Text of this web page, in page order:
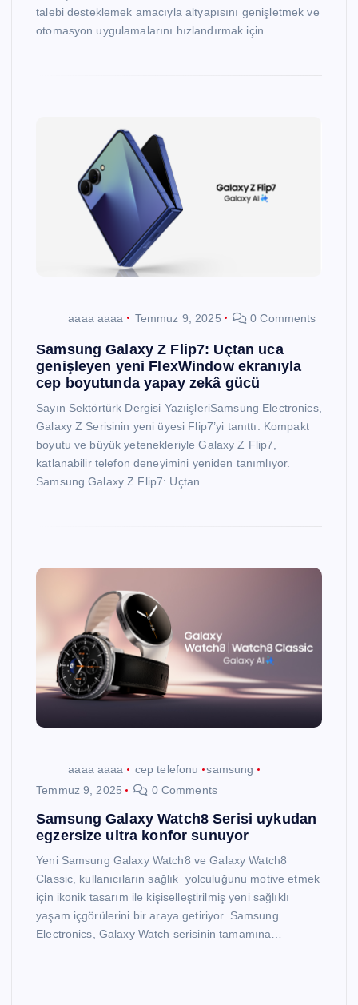
talebi desteklemek amacıyla altyapısını genişletmek ve
otomasyon uygulamalarını hızlandırmak için…
aaaa aaaa Temmuz 9, 2025 0 Comments
Samsung Galaxy Z Flip7: Uçtan uca
genişleyen yeni FlexWindow ekranıyla
cep boyutunda yapay zekâ gücü
Sayın Sektörtürk Dergisi YazıişleriSamsung Electronics,
Galaxy Z Serisinin yeni üyesi Flip7’yi tanıttı. Kompakt
boyutu ve büyük yetenekleriyle Galaxy Z Flip7,
katlanabilir telefon deneyimini yeniden tanımlıyor.
Samsung Galaxy Z Flip7: Uçtan…
aaaa aaaa cep telefonu
samsung
Temmuz 9, 2025
0 Comments
Samsung Galaxy Watch8 Serisi uykudan
egzersize ultra konfor sunuyor
Yeni Samsung Galaxy Watch8 ve Galaxy Watch8
Classic, kullanıcıların sağlık yolculuğunu motive etmek
için ikonik tasarım ile kişiselleştirilmiş yeni sağlıklı
yaşam içgörülerini bir araya getiriyor. Samsung
Electronics, Galaxy Watch serisinin tamamına…